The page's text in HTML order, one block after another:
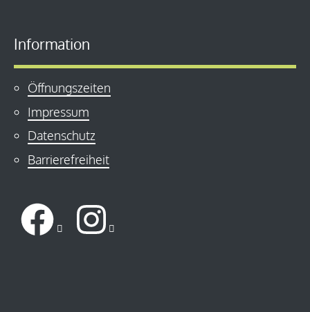
Information
Öffnungszeiten
Impressum
Datenschutz
Barrierefreiheit